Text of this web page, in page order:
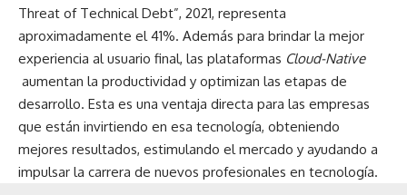
Threat of Technical Debt”, 2021, representa
aproximadamente el 41%. Además para brindar la mejor
experiencia al usuario final, las plataformas Cloud-Native
aumentan la productividad y optimizan las etapas de
desarrollo. Esta es una ventaja directa para las empresas
que están invirtiendo en esa tecnología, obteniendo
mejores resultados, estimulando el mercado y ayudando a
impulsar la carrera de nuevos profesionales en tecnología.